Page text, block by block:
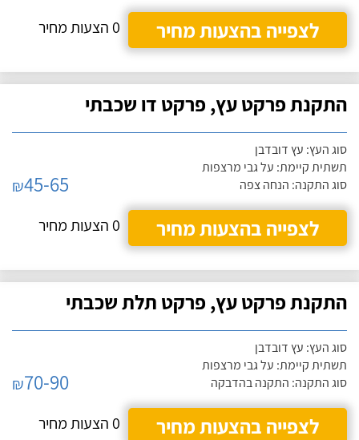
לצפייה בהצעות מחיר
0 הצעות מחיר
התקנת פרקט עץ, פרקט דו שכבתי
סוג העץ: עץ דובדבן
תשתית קיימת: על גבי מרצפות
סוג התקנה: הנחה צפה
₪45-65
לצפייה בהצעות מחיר
0 הצעות מחיר
התקנת פרקט עץ, פרקט תלת שכבתי
סוג העץ: עץ דובדבן
תשתית קיימת: על גבי מרצפות
סוג התקנה: התקנה בהדבקה
₪70-90
לצפייה בהצעות מחיר
0 הצעות מחיר